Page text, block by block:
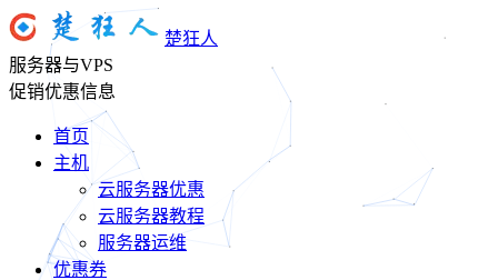
楚狂人
服务器与VPS
促销优惠信息
首页
主机
云服务器优惠
云服务器教程
服务器运维
优惠券